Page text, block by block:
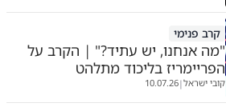
קרב פנימי
"מה אנחנו, יש עתיד?" | הקרב על
הפריימריז בליכוד מתלהט
קובי ישראל|
10.07.26